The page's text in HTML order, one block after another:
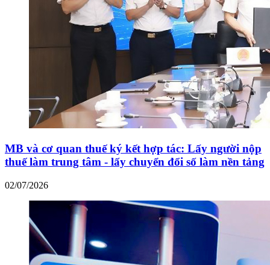
MB và cơ quan thuế ký kết hợp tác: Lấy người nộp
thuế làm trung tâm - lấy chuyển đổi số làm nền tảng
02/07/2026